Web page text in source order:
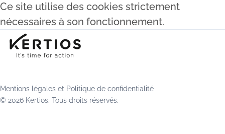
Ce site utilise des cookies strictement
nécessaires à son fonctionnement.
Mentions légales et Politique de confidentialité
© 2026 Kertios. Tous droits réservés.